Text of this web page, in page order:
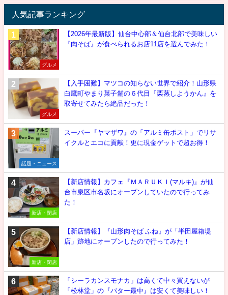
人気記事ランキング
グルメ
【2026年最新版】仙台中心部＆仙台北部で美味しい
『肉そば』が食べられるお店11店を選んでみた！
グルメ
【入手困難】マツコの知らない世界で紹介！山形県
白鷹町やまり菓子舗の６代目『栗蒸しようかん』を
取寄せてみたら絶品だった！
話題・ニュース
スーパー『ヤマザワ』の「アルミ缶ポスト」でリサ
イクルとエコに貢献！更に現金ゲットで超お得！
新店・閉店
【新店情報】カフェ『ＭＡＲＵＫＩ(マルキ)』が仙
台市泉区市名坂にオープンしていたので行ってみ
た！
新店・閉店
【新店情報】『山形肉そば ふね』が「半田屋箱堤
店」跡地にオープンしたので行ってみた！
「シーラカンスモナカ」は高くて中々買えないが
「松林堂」の『バター最中』は安くて美味しい！